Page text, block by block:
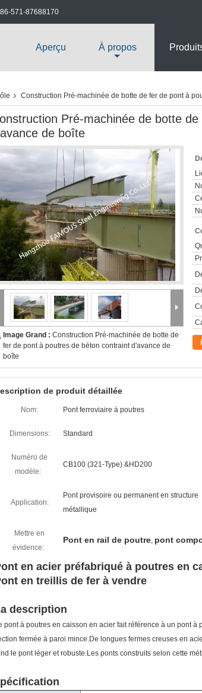
86-571-87688170
Aperçu À propos
Construction Pré-machinée de botte de fer de pont à
Pré-machinée de botte
de boîte
Image Grand : Construction Pré-machinée de botte de
fer de pont à poutres de béton contraint d'avance de
boîte
de produit détaillée
Nom: Pont ferroviaire à poutres
Dimensions: Standard
Numéro de
modèle:
CB100 (321-Type) &HD200
Application:
Pont provisoire ou permanent en structure
métallique
Mettre en
évidence:
Pont en rail de poutre, pont
en acier préfabriqué à poutres en
en treillis de fer à vendre
description
pont à poutres en caisson en acier fait référence à un pont
fermée à paroi mince.De longues fermes creuses en
le pont léger et robuste.Les ponts construits selon cette